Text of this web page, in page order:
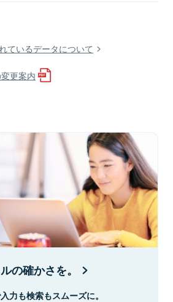
ているデータについて
更案内
の確かさを。
力も検索もスムーズに。